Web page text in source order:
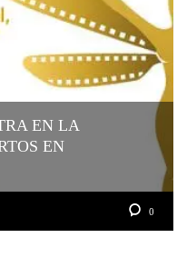
EN LA
EN
0